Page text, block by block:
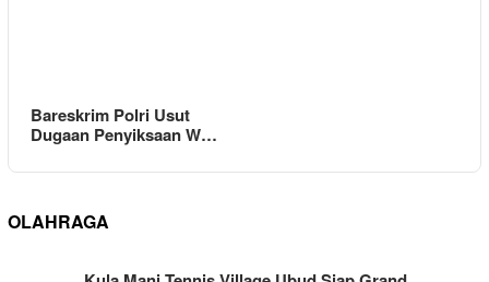
Bareskrim Polri Usut
Dugaan Penyiksaan W…
OLAHRAGA